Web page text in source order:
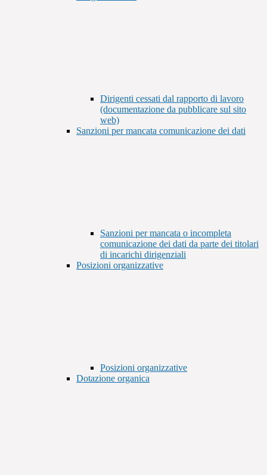
Dirigenti cessati dal rapporto di lavoro
(documentazione da pubblicare sul sito
web)
Sanzioni per mancata comunicazione dei dati
Sanzioni per mancata o incompleta
comunicazione dei dati da parte dei titolari
di incarichi dirigenziali
Posizioni organizzative
Posizioni organizzative
Dotazione organica